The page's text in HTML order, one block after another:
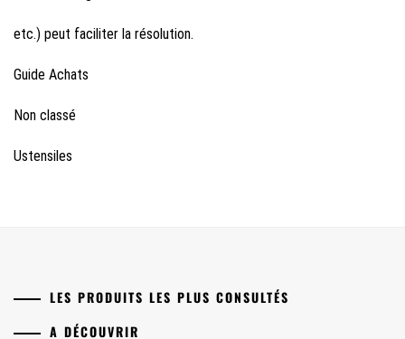
etc.) peut faciliter la résolution.
Guide Achats
Non classé
Ustensiles
LES PRODUITS LES PLUS CONSULTÉS
A DÉCOUVRIR